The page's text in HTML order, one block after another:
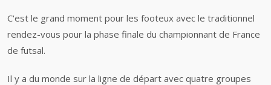
C'est le grand moment pour les footeux avec le traditionnel
rendez-vous pour la phase finale du championnant de France
de futsal.
Il y a du monde sur la ligne de départ avec quatre groupes